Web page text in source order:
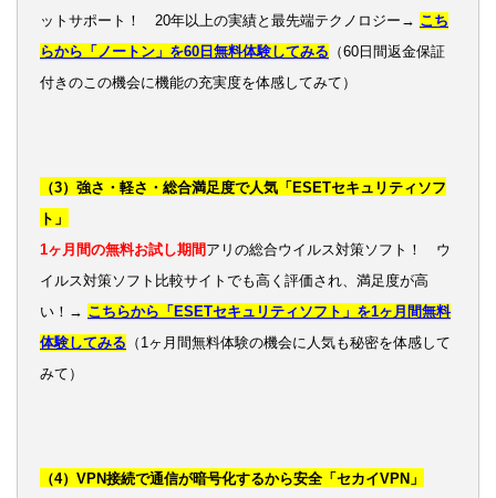
ットサポート！ 20年以上の実績と最先端テクノロジー→ こち
らから「ノートン」を60日無料体験してみる （60日間返金保証
付きのこの機会に機能の充実度を体感してみて）
（3）強さ・軽さ・総合満足度で人気「ESETセキュリティソフ
ト」
1ヶ月間の無料お試し期間 アリの総合ウイルス対策ソフト！ ウ
イルス対策ソフト比較サイトでも高く評価され、満足度が高
い！→ こちらから「ESETセキュリティソフト」を1ヶ月間無料
体験してみる （1ヶ月間無料体験の機会に人気も秘密を体感して
みて）
（4）VPN接続で通信が暗号化するから安全「セカイVPN」